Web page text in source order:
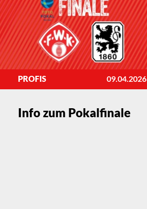
Info zum Pokalfinale
PROFIS 09.04.2026